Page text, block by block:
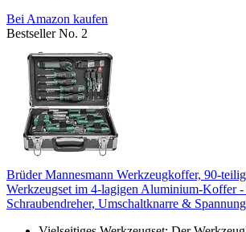
Bei Amazon kaufen
Bestseller No. 2
Brüder Mannesmann Werkzeugkoffer, 90-
Werkzeugset im 4-lagigen Aluminium-Koffer
Schraubendreher, Umschaltknarre &